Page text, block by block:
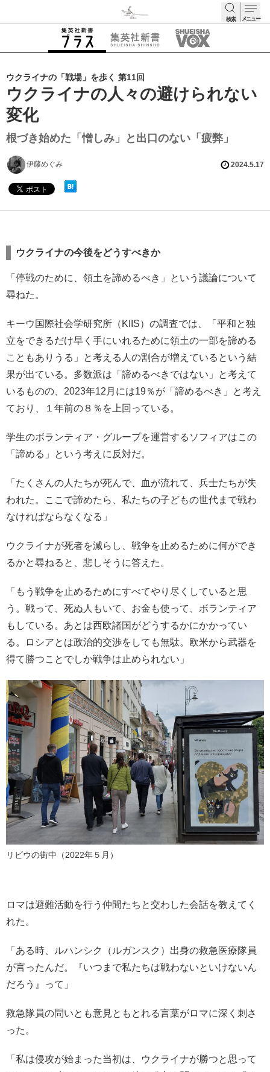
検索 メニュー
ウクライナの「戦場」を歩く 第11回
ウクライナの人々の避けられない
変化
根づき始めた「憎しみ」と出口のない「疲弊」
伊藤めぐみ 2024.5.17
ウクライナの今後をどうすべきか
「停戦のために、領土を諦めるべき」という議論について
尋ねた。
キーウ国際社会学研究所（KIIS）の調査では、「平和と独
立をできるだけ早く手にいれるために領土の一部を諦める
こともありうる」と考える人の割合が増えているという結
果が出ている。多数派は「諦めるべきではない」と考えて
いるものの、2023年12月には19％が「諦めるべき」と考え
ており、１年前の８％を上回っている。
学生のボランティア・グループを運営するソフィアはこの
「諦める」という考えに反対だ。
「たくさんの人たちが死んで、血が流れて、兵士たちが失
われた。ここで諦めたら、私たちの子どもの世代まで戦わ
なければならなくなる」
ウクライナが死者を減らし、戦争を止めるために何ができ
るかと尋ねると、悲しそうに答えた。
「もう戦争を止めるためにすべてやり尽くしていると思
う。戦って、死ぬ人もいて、お金も使って、ボランティア
もしている。あとは西欧諸国がどうするかにかかってい
る。ロシアとは政治的交渉をしても無駄。欧米から武器を
得て勝つことでしか戦争は止められない」
リビウの街中（2022年５月）
ロマは避難活動を行う仲間たちと交わした会話を教えてく
れた。
「ある時、ルハンシク（ルガンスク）出身の救急医療隊員
が言ったんだ。『いつまで私たちは戦わないといけないん
だろう』って」
救急隊員の問いとも意見ともとれる言葉がロマに深く刺さ
った。
「私は侵攻が始まった当初は、ウクライナが勝つと思って